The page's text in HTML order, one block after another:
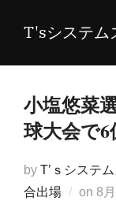
T'sシステム
小塩悠菜
球大会で
by T’ｓシステ
合出場
on 投
8